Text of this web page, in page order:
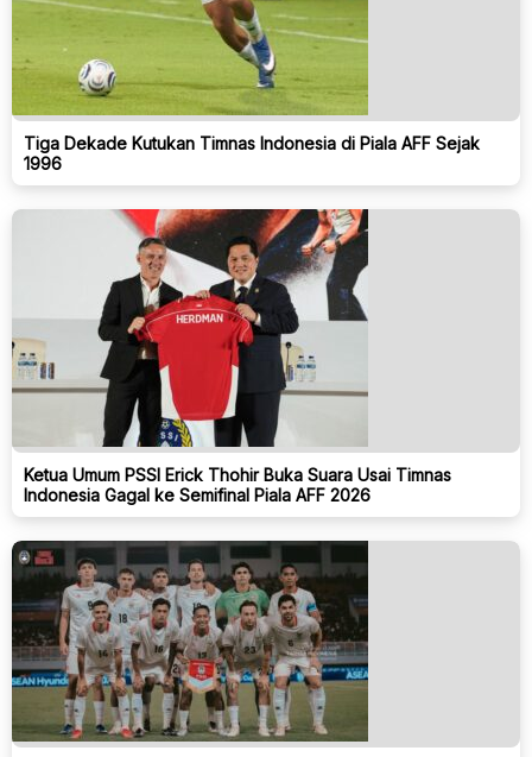
Tiga Dekade Kutukan Timnas Indonesia di Piala AFF Sejak
1996
Ketua Umum PSSI Erick Thohir Buka Suara Usai Timnas
Indonesia Gagal ke Semifinal Piala AFF 2026